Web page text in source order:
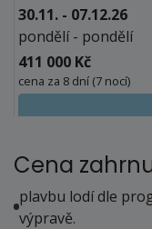
30.11. - 07.12.26
pondělí - pondělí
411 000 Kč
cena za 8 dní (7 nocí)
prosinec 2026
05.12. - 12.12.26
sobota - sobota
Cena
plavbu lodí dle
výpravě.